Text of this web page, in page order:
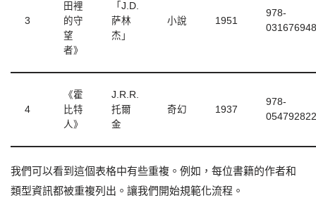
3
田裡
的守
望
者》
「J.D.
萨林
杰」
小說 1951
978-
4
《霍
比特
人》
J.R.R.
托爾
金
奇幻 1937
978-
我們可以看到這個表格中有些重複。例如，每位書籍的作者和
類型資訊都被重複列出。讓我們開始規範化流程。